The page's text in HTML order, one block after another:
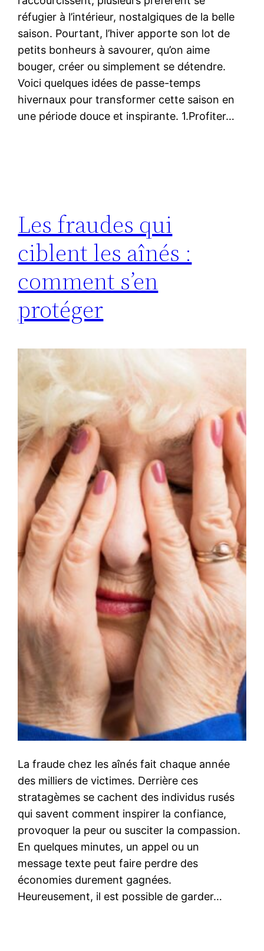
réfugier à l’intérieur, nostalgiques de la belle
saison. Pourtant, l’hiver apporte son lot de
petits bonheurs à savourer, qu’on aime
bouger, créer ou simplement se détendre.
Voici quelques idées de passe-temps
hivernaux pour transformer cette saison en
une période douce et inspirante. 1.Profiter…
Les fraudes qui
ciblent les aînés :
comment s’en
protéger
La fraude chez les aînés fait chaque année
des milliers de victimes. Derrière ces
stratagèmes se cachent des individus rusés
qui savent comment inspirer la confiance,
provoquer la peur ou susciter la compassion.
En quelques minutes, un appel ou un
message texte peut faire perdre des
économies durement gagnées.
Heureusement, il est possible de garder…